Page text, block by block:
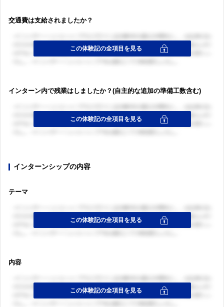
交通費は支給されましたか？
インターン内で残業はしましたか？(自主的な追加の準備工数含む)
インターンシップの内容
テーマ
内容
ログイン・会員登録